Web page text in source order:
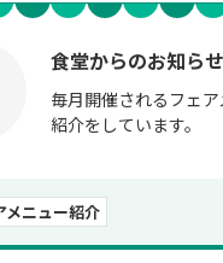
食堂からのお知らせ
毎月開催されるフェ
紹介をしています。
メニュー紹介